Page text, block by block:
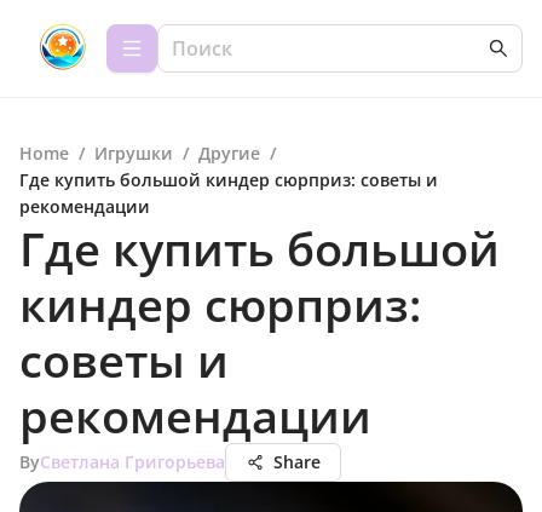
Home / Игрушки / Другие /
Где купить большой киндер сюрприз: советы и
рекомендации
Где купить большой
киндер сюрприз:
советы и
рекомендации
ByСветлана Григорьева Share